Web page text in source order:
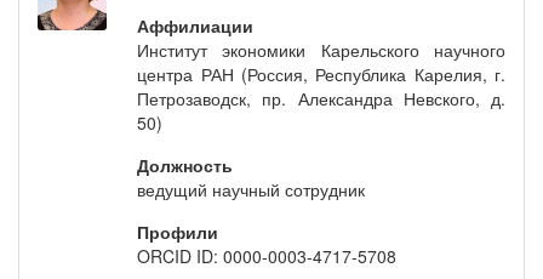
Аффилиации
Институт экономики Карельского научного
центра РАН (Россия, Республика Карелия, г.
Петрозаводск, пр. Александра Невского, д.
50)
Должность
ведущий научный сотрудник
Профили
ORCID ID: 0000-0003-4717-5708